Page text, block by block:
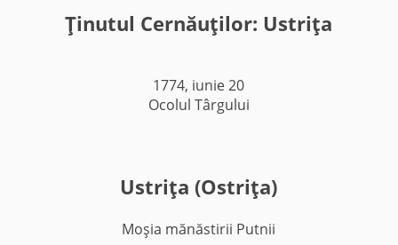
Ţinutul Cernăuţilor: Ustriţa
1774, iunie 20
Ocolul Târgului
Ustriţa (Ostriţa)
Moşia mănăstirii Putnii